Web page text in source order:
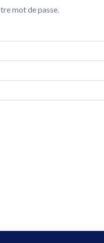
mot de passe.